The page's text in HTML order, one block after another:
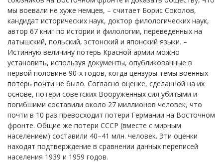
мы воевали не хуже немцев, – считает Борис Соколов,
кандидат исторических наук, доктор филологических наук,
автор 67 книг по истории и филологии, переведенных на
латышский, польский, эстонский и японский языки. –
Истинную величину потерь Красной армии можно
установить, используя документы, опубликованные в
первой половине 90-х годов, когда цензуры темы военных
потерь почти не было. Согласно оценке, сделанной на их
основе, потери советских Вооруженных сил убитыми и
погибшими составили около 27 миллионов человек, что
почти в 10 раз превосходит потери Германии на Восточном
фронте. Общие же потери СССР (вместе с мирным
населением) составили 40–41 млн. человек. Эти оценки
находят подтверждение в сравнении данных переписей
населения 1939 и 1959 годов.